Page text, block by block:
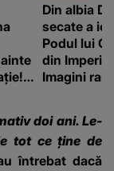
Din albia
secate a
Podul lui
din
Imagini
doi ani. Le-
tot ce ţine de
întrebat dacă